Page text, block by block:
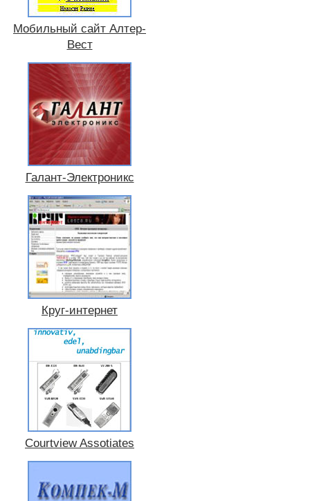
Мобильный сайт Алтер-
Вест
Галант-Электроникс
Круг-интернет
Courtview Assotiates